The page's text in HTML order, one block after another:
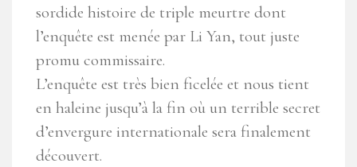
sordide histoire de triple meurtre dont
l’enquête est menée par Li Yan, tout juste
promu commissaire.
L’enquête est très bien ficelée et nous tient
en haleine jusqu’à la fin où un terrible secret
d’envergure internationale sera finalement
découvert.